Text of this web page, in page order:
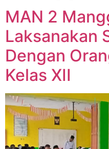
MAN 2
Laksanakan
Dengan
Kelas XII